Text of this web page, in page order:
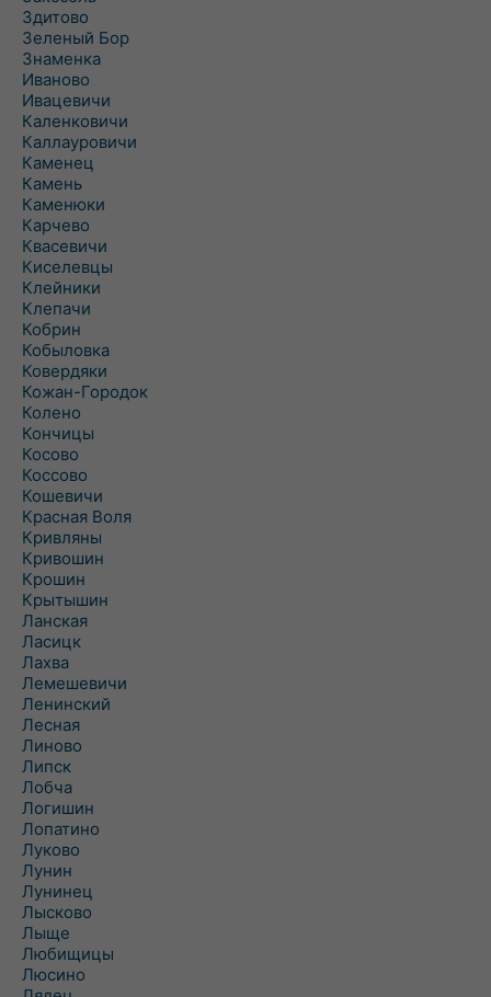
Здитово
Зеленый Бор
Знаменка
Иваново
Ивацевичи
Каленковичи
Каллауровичи
Каменец
Камень
Каменюки
Карчево
Квасевичи
Киселевцы
Клейники
Клепачи
Кобрин
Кобыловка
Ковердяки
Кожан-Городок
Колено
Кончицы
Косово
Коссово
Кошевичи
Красная Воля
Кривляны
Кривошин
Крошин
Крытышин
Ланская
Ласицк
Лахва
Лемешевичи
Ленинский
Лесная
Линово
Липск
Лобча
Логишин
Лопатино
Луково
Лунин
Лунинец
Лысково
Лыще
Любищицы
Люсино